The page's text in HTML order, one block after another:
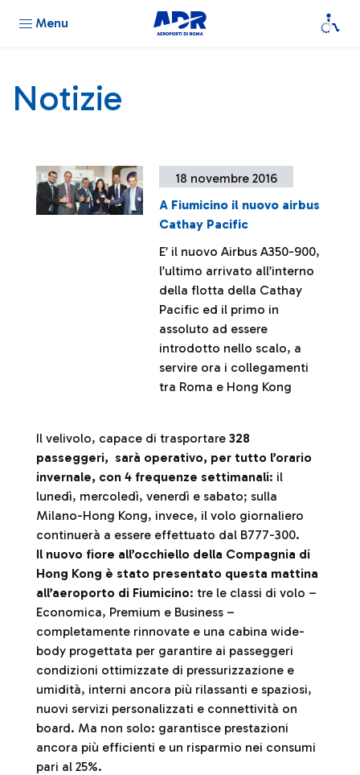
Menu
Notizie
18 novembre 2016
A Fiumicino il nuovo airbus
Cathay Pacific
E’ il nuovo Airbus A350-900,
l’ultimo arrivato all’interno
della flotta della Cathay
Pacific ed il primo in
assoluto ad essere
introdotto nello scalo, a
servire ora i collegamenti
tra Roma e Hong Kong
Il velivolo, capace di trasportare 328
passeggeri, sarà operativo, per tutto l’orario
invernale, con 4 frequenze settimanali: il
lunedì, mercoledì, venerdì e sabato; sulla
Milano-Hong Kong, invece, il volo giornaliero
continuerà a essere effettuato dal B777-300.
Il nuovo fiore all’occhiello della Compagnia di
Hong Kong è stato presentato questa mattina
all’aeroporto di Fiumicino: tre le classi di volo –
Economica, Premium e Business –
completamente rinnovate e una cabina wide-
body progettata per garantire ai passeggeri
condizioni ottimizzate di pressurizzazione e
umidità, interni ancora più rilassanti e spaziosi,
nuovi servizi personalizzati e connettività on
board. Ma non solo: garantisce prestazioni
ancora più efficienti e un risparmio nei consumi
pari al 25%.